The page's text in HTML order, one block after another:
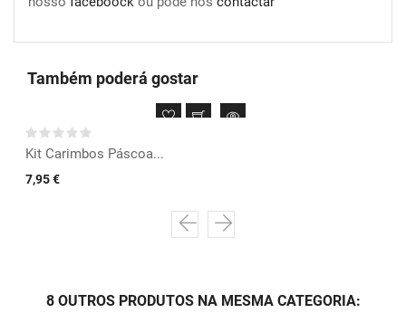
Também poderá gostar
Kit Carimbos Páscoa...
7,95 €
8 OUTROS PRODUTOS NA MESMA CATEGORIA: